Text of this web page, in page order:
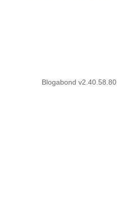
Blogabond v2.40.58.80